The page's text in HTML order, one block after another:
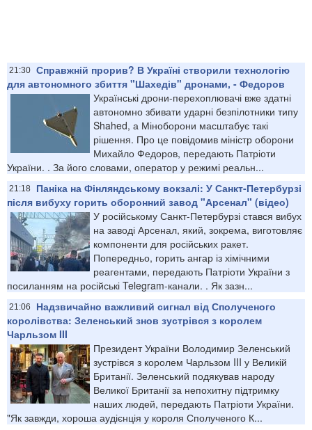
21:30 Справжній прорив? В Україні створили технологію
для автономного збиття "Шахедів" дронами, - Федоров
Українські дрони-перехоплювачі вже здатні
автономно збивати ударні безпілотники типу
Shahed, а Міноборони масштабує такі
рішення. Про це повідомив міністр оборони
Михайло Федоров, передають Патріоти
України. . За його словами, оператор у режимі реальн...
21:18
Паніка на Фінляндському вокзалі: У Санкт-Петербурзі
після вибуху горить оборонний завод "Арсенал" (відео)
У російському Санкт-Петербурзі стався вибух
на заводі Арсенал, який, зокрема, виготовляє
компоненти для російських ракет.
Попередньо, горить ангар із хімічними
реагентами, передають Патріоти України з
посиланням на російські Telegram-канали. . Як зазн...
21:06
Надзвичайно важливий сигнал від Сполученого
королівства: Зеленський знов зустрівся з королем
Чарльзом III
Президент України Володимир Зеленський
зустрівся з королем Чарльзом III у Великій
Британії. Зеленський подякував народу
Великої Британії за непохитну підтримку
наших людей, передають Патріоти України.
"Як завжди, хороша аудієнція у короля Сполученого К...